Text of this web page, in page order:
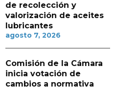
de recolección y
valorización de aceites
lubricantes
agosto 7, 2026
Comisión de la Cámara
inicia votación de
cambios a normativa